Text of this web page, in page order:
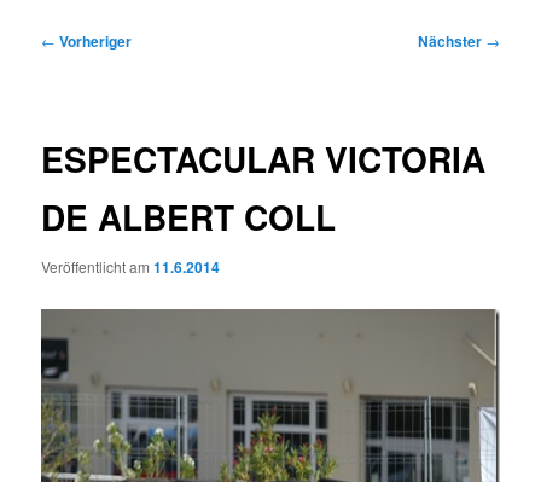
Beitragsnavigation
← Vorheriger Nächster →
ESPECTACULAR VICTORIA
DE ALBERT COLL
Veröffentlicht am11.6.2014